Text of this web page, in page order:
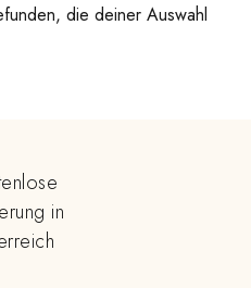
die deiner Auswahl
in